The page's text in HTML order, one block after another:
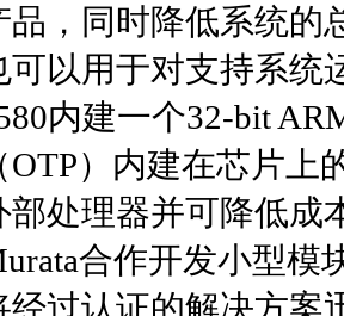
品，同时降低系统的
可以用于对支持系统
建一个32-bit
OTP）内建在芯片上
部处理器并可降低成
合作开发小型模
经过认证的解决方案